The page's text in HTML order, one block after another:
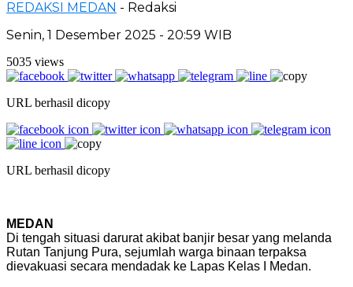
REDAKSI MEDAN - Redaksi
Senin, 1 Desember 2025 - 20:59 WIB
5035 views
URL berhasil dicopy
URL berhasil dicopy
MEDAN
Di tengah situasi darurat akibat banjir besar yang melanda
Rutan Tanjung Pura, sejumlah warga binaan terpaksa
dievakuasi secara mendadak ke Lapas Kelas I Medan.